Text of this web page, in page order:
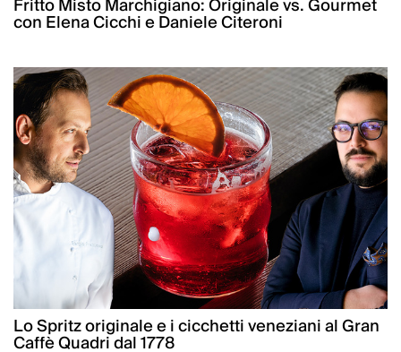
Fritto Misto Marchigiano: Originale vs. Gourmet
con Elena Cicchi e Daniele Citeroni
Lo Spritz originale e i cicchetti veneziani al Gran
Caffè Quadri dal 1778